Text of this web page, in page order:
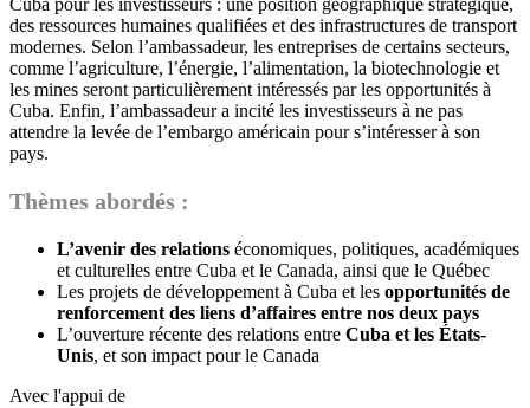
Cuba pour les investisseurs : une position géographique stratégique,
des ressources humaines qualifiées et des infrastructures de transport
modernes. Selon l’ambassadeur, les entreprises de certains secteurs,
comme l’agriculture, l’énergie, l’alimentation, la biotechnologie et
les mines seront particulièrement intéressés par les opportunités à
Cuba. Enfin, l’ambassadeur a incité les investisseurs à ne pas
attendre la levée de l’embargo américain pour s’intéresser à son
pays.
Thèmes abordés :
L’avenir des relations économiques, politiques, académiques
et culturelles entre Cuba et le Canada, ainsi que le Québec
Les projets de développement à Cuba et les opportunités de
renforcement des liens d’affaires entre nos deux pays
L’ouverture récente des relations entre Cuba et les États-
Unis, et son impact pour le Canada
Avec l'appui de